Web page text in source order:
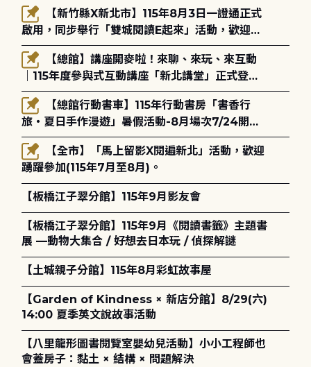
啟用，同步舉行「雙城閱讀E起來」活動，歡迎踴
躍參加(115年8月3日至10月4日)。
｜115年度參與式互動講座「新北講堂」正式登
場！
旅・夏日手作漫遊」暑假活動-8月場次7/24開始
報名
踴躍參加(115年7月至8月)。
【板橋江子翠分館】115年9月影友會
【板橋江子翠分館】115年9月《閱讀書籤》主題書
展 —動物大集合 / 好想去日本玩 / 偵探解謎
【土城親子分館】115年8月彩虹故事屋
【Garden of Kindness × 新店分館】8/29(六)
14:00 夏季英文說故事活動
【八里龍形圖書閱覽室嬰幼兒活動】小小工程師也
會蓋房子：黏土 × 結構 × 問題解決